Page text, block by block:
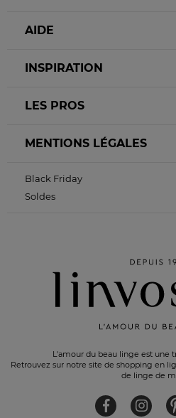
L'amour du beau linge est une
Retrouvez sur notre site de shopping en
de linge de
AIDE
INSPIRATION
LES PROS
MENTIONS LÉGALES
Black Friday
Soldes